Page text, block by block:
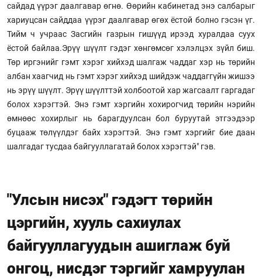
сайдад үүрэг даалгавар өгнө. Өөрийн кабинетад энэ салбарыг
хариуцсан сайддаа үүрэг даалгавар өгөх ёстой болно гэсэн үг.
Тийм ч учраас Засгийн газрын гишүүд ирээд хуралдаа суух
ёстой байлаа.Эрүү шүүлт гэдэг хөнгөмсөг хэлэлцэх зүйл биш.
Төр иргэнийг гэмт хэрэг хийхэд шалгаж чаддаг хэр нь төрийн
албан хаагчид нь гэмт хэрэг хийхэд шийдэж чаддаггүйн жишээ
нь эрүү шүүлт. Эрүү шүүлттэй холбоотой хар жагсаалт гаргадаг
болох хэрэгтэй. Энэ гэмт хэргийн хохирогчид төрийн нэрийн
өмнөөс хохирлыг нь барагдуулсан бол буруутай этгээдээр
буцааж төлүүлдэг байх хэрэгтэй. Энэ гэмт хэргийг бие даан
шалгадаг тусдаа байгууллагатай болох хэрэгтэй" гэв.
"Улсын нисэх" гэдэгт төрийн
цэргийн, хууль сахиулах
байгууллагуудын ашиглаж буй
онгоц, нисдэг тэргийг хамруулан